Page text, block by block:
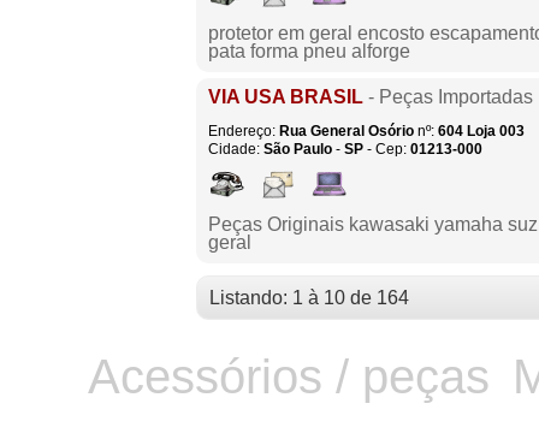
protetor em geral encosto
pata forma pneu alforge
VIA USA BRASIL - Peças Importadas
Endereço: Rua General Osório nº: 604 Loja 003
Cidade: São Paulo - SP - Cep: 01213-000
Peças Originais kawasaki yamaha
geral
Listando: 1 à 10 de 164
Acessórios / peças